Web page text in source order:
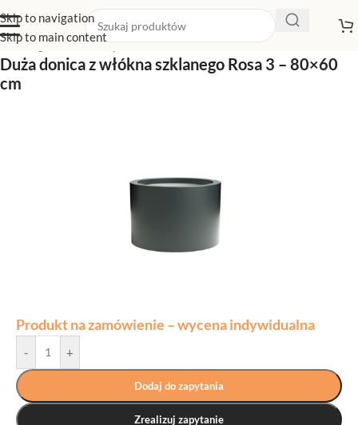
Skip to navigation
Skip to main content
Strona główna/Sklep z donicami/Duże donice
Duża donica z włókna szklanego Rosa 3 – 80×60
cm
Produkt na zamówienie – wycena indywidualna
- +
Dodaj do zapytania
Zrealizuj zapytanie